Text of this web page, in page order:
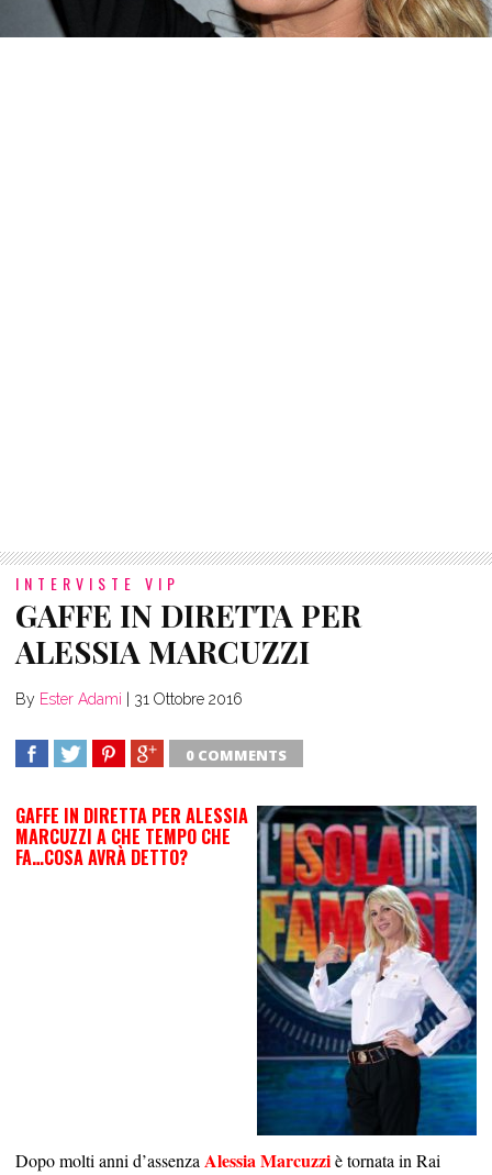
INTERVISTE VIP
GAFFE IN DIRETTA PER
ALESSIA MARCUZZI
By Ester Adami 31 Ottobre 2016
0 COMMENTS
GAFFE IN DIRETTA PER ALESSIA
MARCUZZI A CHE TEMPO CHE
FA…COSA AVRÀ DETTO?
Dopo molti anni d’assenzaAlessia Marcuzziè tornata in Rai